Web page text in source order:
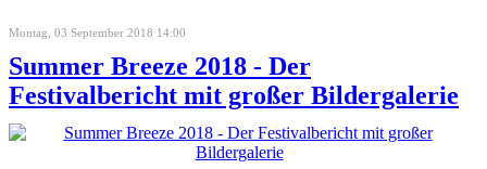
Montag, 03 September 2018 14:00
Summer Breeze 2018 - Der
Festivalbericht mit großer Bildergalerie